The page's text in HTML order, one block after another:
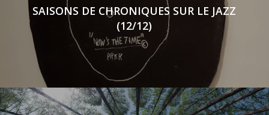
SAISONS DE CHRONIQUES SUR LE JAZZ
(12/12)